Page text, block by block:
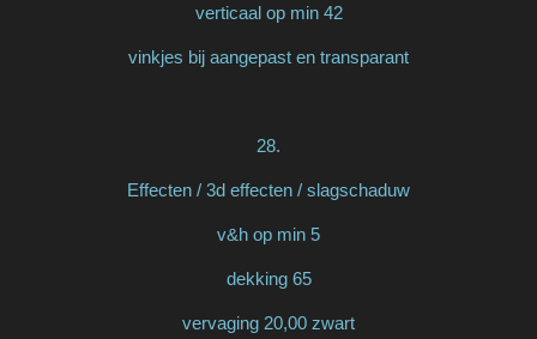
verticaal op min 42
vinkjes bij aangepast en transparant
28.
Effecten / 3d effecten / slagschaduw
v&h op min 5
dekking 65
vervaging 20,00 zwart